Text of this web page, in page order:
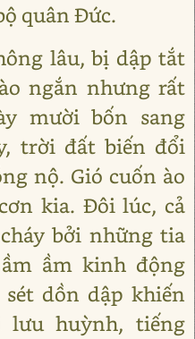
quân Đức.
lâu, bị dập tắt
ngắn nhưng rất
mười bốn sang
trời đất biến đổi
nộ. Gió cuốn ào
kia. Đôi lúc, cả
bởi những tia
ầm kinh động
dồn dập khiến
lưu huỳnh, tiếng